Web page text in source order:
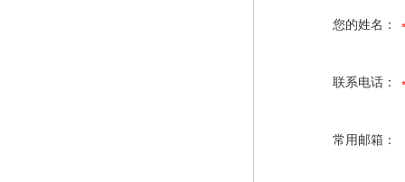
您的姓名：
联系电话：
常用邮箱：